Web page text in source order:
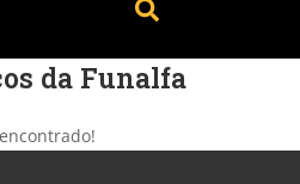
da Funalfa